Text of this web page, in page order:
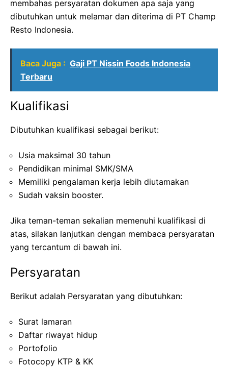
membahas persyaratan dokumen apa saja yang
dibutuhkan untuk melamar dan diterima di PT Champ
Resto Indonesia.
Baca Juga : Gaji PT Nissin Foods Indonesia
Terbaru
Kualifikasi
Dibutuhkan kualifikasi sebagai berikut:
Usia maksimal 30 tahun
Pendidikan minimal SMK/SMA
Memiliki pengalaman kerja lebih diutamakan
Sudah vaksin booster.
Jika teman-teman sekalian memenuhi kualifikasi di
atas, silakan lanjutkan dengan membaca persyaratan
yang tercantum di bawah ini.
Persyaratan
Berikut adalah Persyaratan yang dibutuhkan:
Surat lamaran
Daftar riwayat hidup
Portofolio
Fotocopy KTP & KK